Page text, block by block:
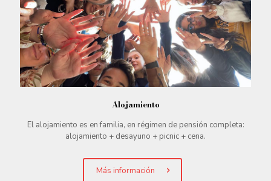
Alojamiento
El alojamiento es en familia, en régimen de pensión completa:
alojamiento + desayuno + picnic + cena.
Más información